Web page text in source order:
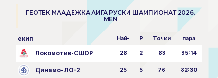
ГЕОТЕК МЛАДЕЖКА ЛИГА РУСКИ ШАМПИОНАТ 2026.
MEN
екип Най- P Точки пара
Локомотив-СШОР 28 2 83 85:14
Динамо-ЛО-2 25 5 76 82:30